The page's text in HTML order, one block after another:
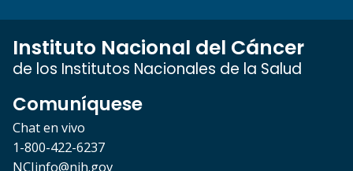
Instituto Nacional del Cáncer
de los Institutos Nacionales de la Salud
Comuníquese
Chat en vivo
1-800-422-6237
NCIinfo@nih.gov